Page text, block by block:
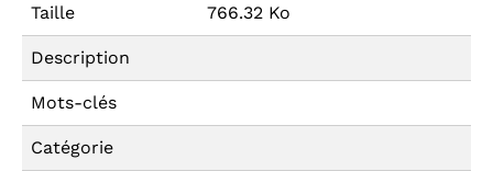
Taille 766.32 Ko
Description
Mots-clés
Catégorie